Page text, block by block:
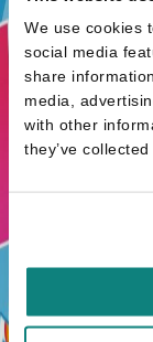
We use cookies
social media
share
media,
with other
they’ve